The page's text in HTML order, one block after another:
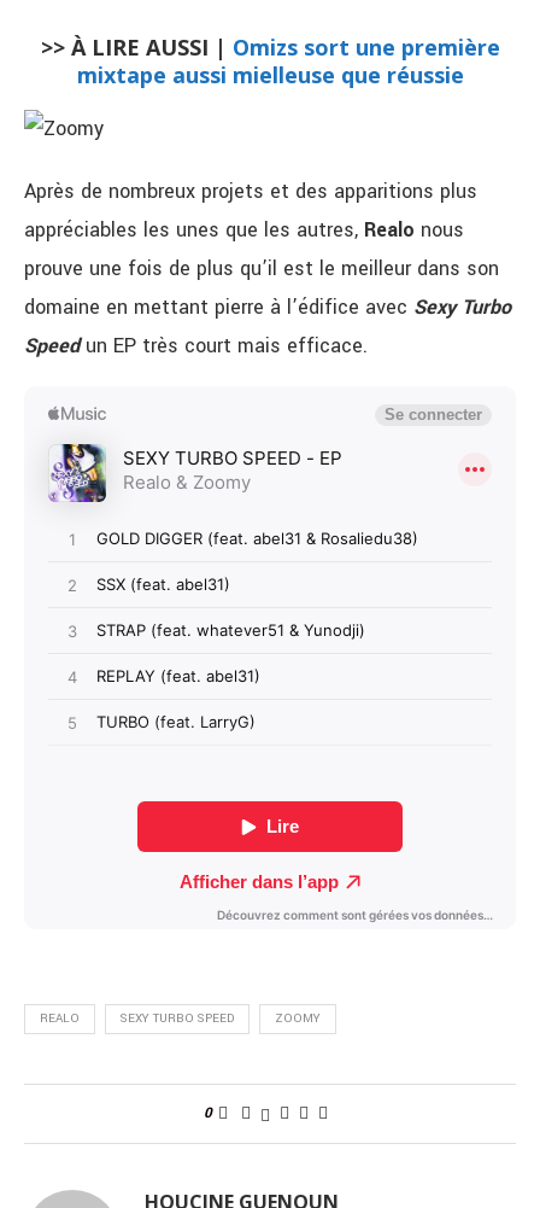
>> À LIRE AUSSI | Omizs sort une première
mixtape aussi mielleuse que réussie
Après de nombreux projets et des apparitions plus
appréciables les unes que les autres, Realo nous
prouve une fois de plus qu’il est le meilleur dans son
domaine en mettant pierre à l’édifice avec Sexy Turbo
Speedun EP très court mais efficace.
REALO SEXY TURBO SPEED ZOOMY
0
HOUCINE GUENOUN